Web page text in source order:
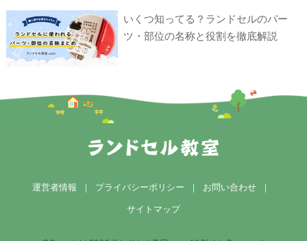
いくつ知ってる？ランドセルのパー
ツ・部位の名称と役割を徹底解説
運営者情報 ｜ プライバシーポリシー ｜ お問い合わせ｜
サイトマップ